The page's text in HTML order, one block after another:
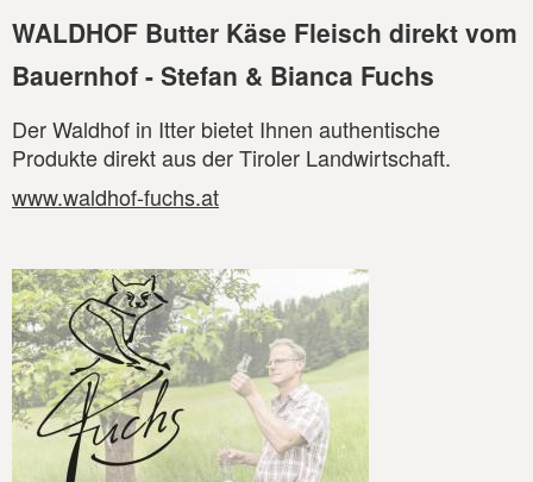
WALDHOF Butter Käse Fleisch direkt vom
Bauernhof - Stefan & Bianca Fuchs
Der Waldhof in Itter bietet Ihnen authentische
Produkte direkt aus der Tiroler Landwirtschaft.
www.waldhof-fuchs.at